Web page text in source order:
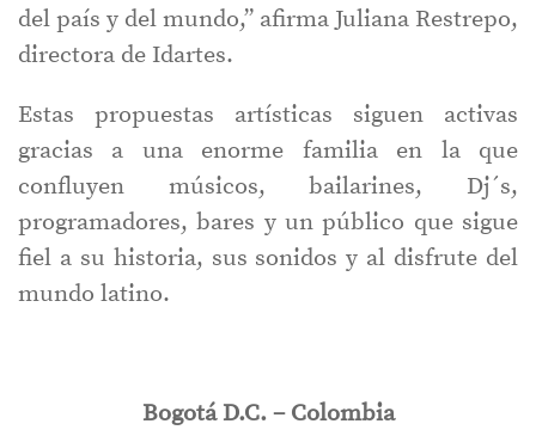
del país y del mundo,” afirma Juliana Restrepo,
directora de Idartes.
Estas propuestas artísticas siguen activas
gracias a una enorme familia en la que
confluyen músicos, bailarines, Dj´s,
programadores, bares y un público que sigue
fiel a su historia, sus sonidos y al disfrute del
mundo latino.
Bogotá D.C. – Colombia